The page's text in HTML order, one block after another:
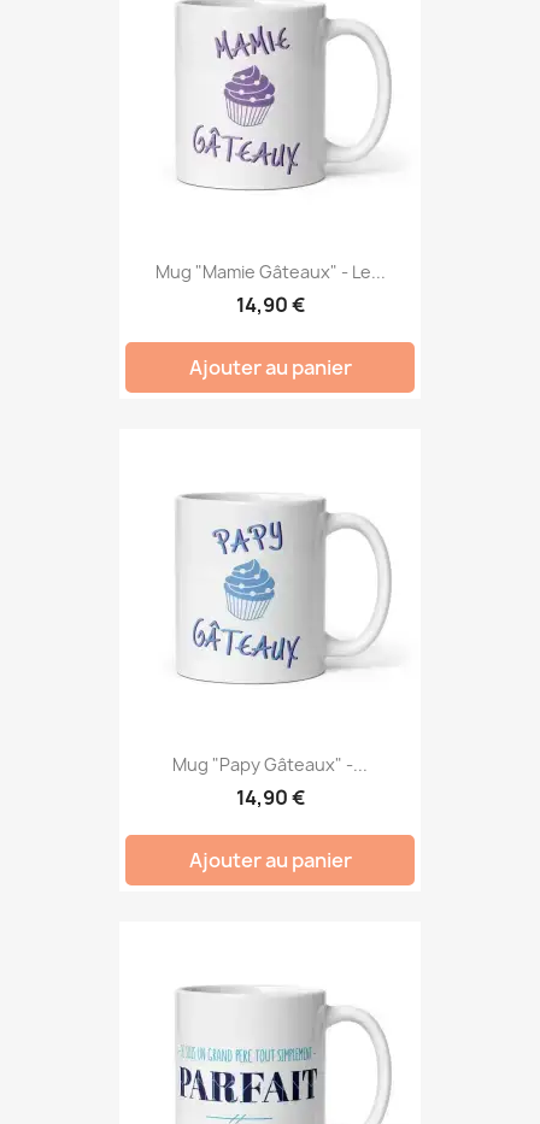
Mug "Mamie Gâteaux" - Le...
14,90 €
Ajouter au panier
Mug "Papy Gâteaux" -...
14,90 €
Ajouter au panier